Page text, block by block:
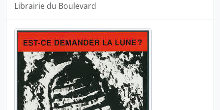
Librairie du Boulevard